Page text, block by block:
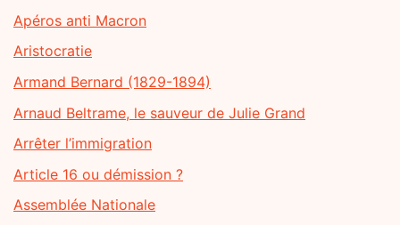
Apéros anti Macron
Aristocratie
Armand Bernard (1829-1894)
Arnaud Beltrame, le sauveur de Julie Grand
Arrêter l’immigration
Article 16 ou démission ?
Assemblée Nationale